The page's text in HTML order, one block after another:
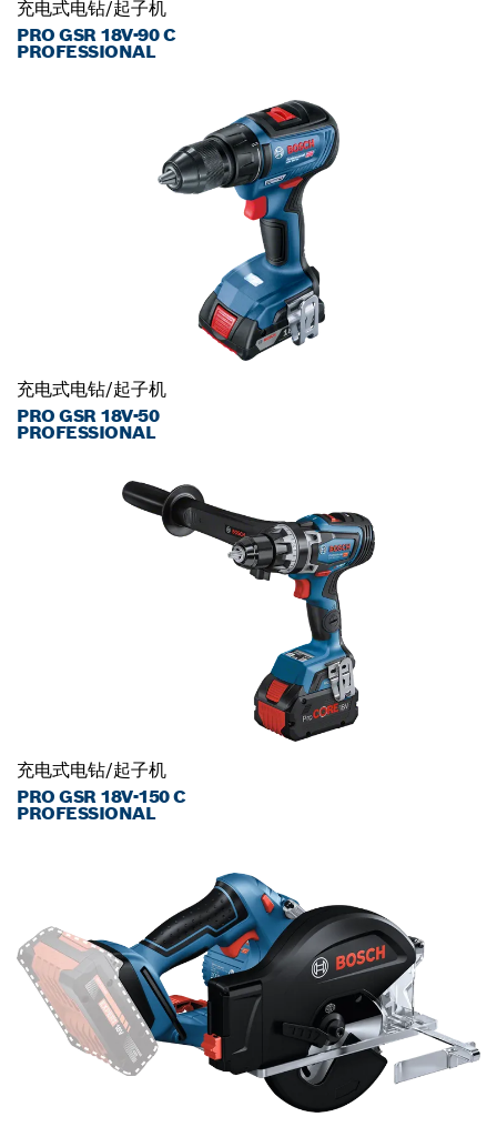
充电式电钻/起子机
PRO GSR 18V-90 C
PROFESSIONAL
充电式电钻/起子机
PRO GSR 18V-50
PROFESSIONAL
充电式电钻/起子机
PRO GSR 18V-150 C
PROFESSIONAL